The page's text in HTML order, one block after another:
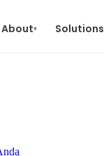
About▾ Solutions